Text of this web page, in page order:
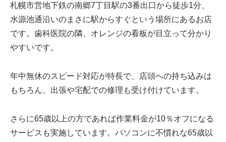
札幌市営地下鉄の南郷7丁目駅の3番出口から徒歩1分、
水源池通沿いのまさに駅からすぐという場所にあるお店
です。歯科医院の隣、オレンジの看板が目立って分かり
やすいです。
年中無休のスピード対応が特長で、店頭への持ち込みは
もちろん、出張や宅配での修理も受け付けています。
さらに65歳以上の方であれば作業料金が10％オフになる
サービスも実施しています。パソコンに不慣れな65歳以